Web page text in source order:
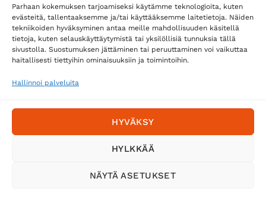
Parhaan kokemuksen tarjoamiseksi käytämme teknologioita, kuten
evästeitä, tallentaaksemme ja/tai käyttääksemme laitetietoja. Näiden
tekniikoiden hyväksyminen antaa meille mahdollisuuden käsitellä
tietoja, kuten selauskäyttäytymistä tai yksilöllisiä tunnuksia tällä
sivustolla. Suostumuksen jättäminen tai peruuttaminen voi vaikuttaa
haitallisesti tiettyihin ominaisuuksiin ja toimintoihin.
Hallinnoi palveluita
HYVÄKSY
HYLKKÄÄ
NÄYTÄ ASETUKSET
Postnord
Tilaa uutiskirje ja saat erikoisalennuksia